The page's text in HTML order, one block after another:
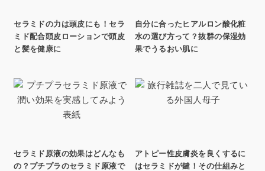
セラミドの力は頭皮にも！セラ
ミド配合頭皮ローションで頭皮
と髪を健康に
自分に合ったヒアルロン酸化粧
水の選び方って？抜群の保湿効
果でうるおい肌に
セラミド原液の効果はどんなも
の？プチプラのセラミド原液で
アトピー性皮膚炎を良くするに
はセラミドが鍵！その仕組みと